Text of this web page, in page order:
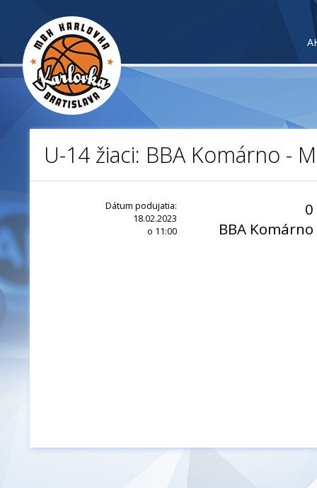
U-14 žiaci: BBA Komárno -
Dátum podujatia:
18.02.2023
o 11:00
0
BBA Komárno